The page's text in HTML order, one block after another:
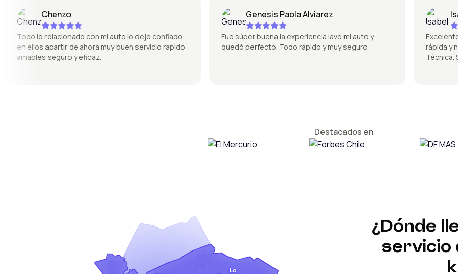
Chenzo
Todo lo relacionado con mi auto lo dejo confiado
en ellos apartir de ahora muy buen servicio rapido
amables seguro y eficaz.
Genesis Paola Alviarez
Fue súper buena la experiencia lave mi auto y
quedó perfecto. Todo rápido y muy seguro
Excelente
rápida y no
Técnica.
Destacados en
Lo
¿Dónde
servicio